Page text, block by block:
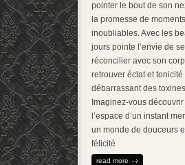
pointer le bout de son
la promesse de moments
inoubliables. Avec les
jours pointe l’envie de se
réconcilier avec son
retrouver éclat et tonicité
débarrassant des
Imaginez-vous découvrir
l’espace d’un instant
un monde de douceurs
félicité
read more